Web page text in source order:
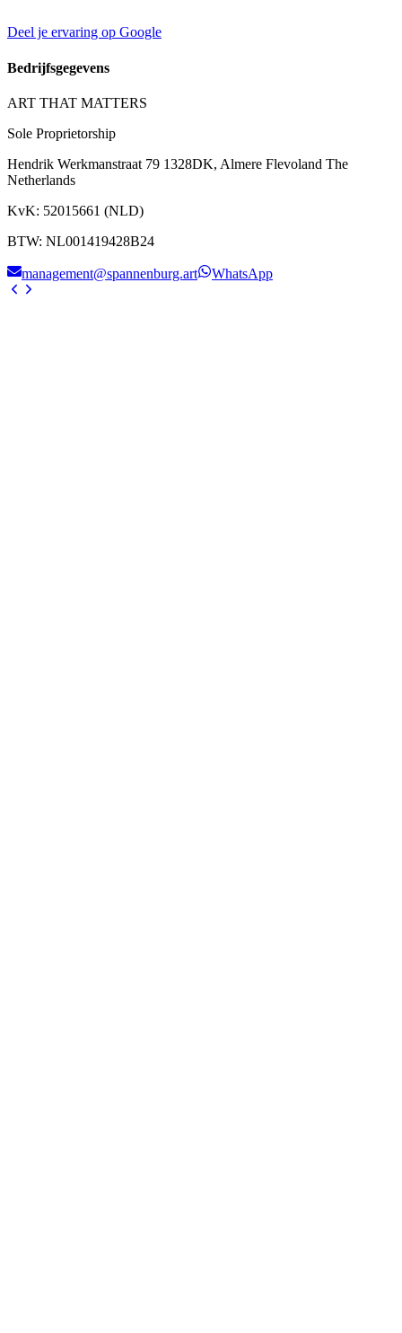
Deel je ervaring op Google
Bedrijfsgegevens
ART THAT MATTERS
Sole Proprietorship
Hendrik Werkmanstraat 79 1328DK, Almere Flevoland The
Netherlands
KvK: 52015661 (NLD)
BTW: NL001419428B24
management@spannenburg.art WhatsApp